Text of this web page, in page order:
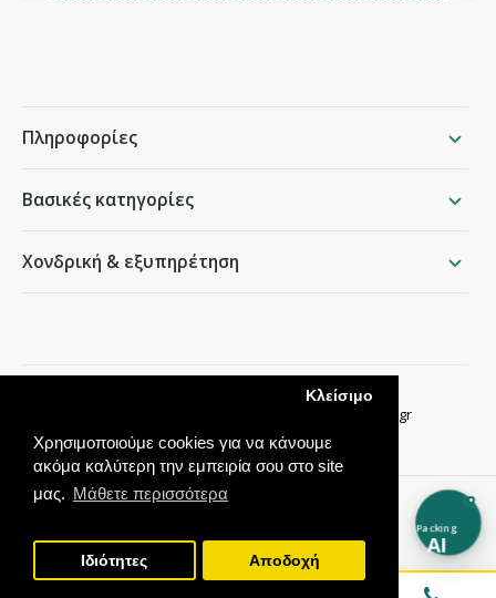
Χρησιμοποιούμε cookies για να κάνουμε
ακόμα καλύτερη την εμπειρία σου στο site
μας. Μάθετε περισσότερα
Κλείσιμο
Ιδιότητες Αποδοχή
Πληροφορίες
Βασικές κατηγορίες
Χονδρική & εξυπηρέτηση
info@packing.gr
Packing
AI